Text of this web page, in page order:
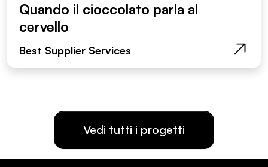
Quando il cioccolato parla al
cervello
Best Supplier Services
Vedi tutti i progetti